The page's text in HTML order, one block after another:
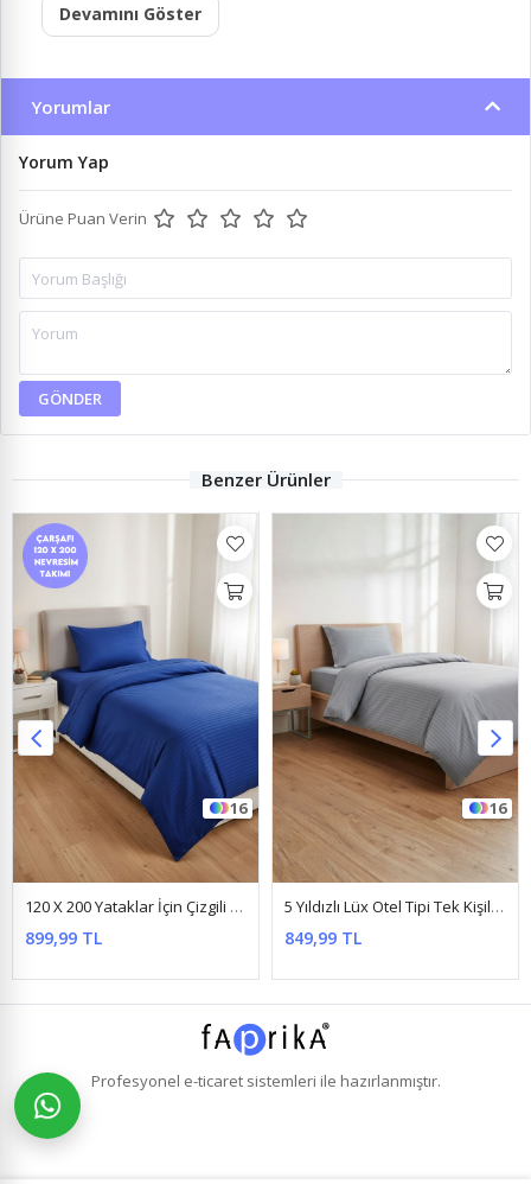
Devamını Göster
Yorumlar
Yorum Yap
Ürüne Puan Verin
GÖNDER
Benzer Ürünler
16
120 X 200 Yataklar İçin Çizgili Pamuk Saten Nevresim Takımı Parlementmavi
899,99 TL
16
5 Yıldızlı Lüx Otel Tipi Tek Kişilik Lastikli Çizgili Pamuk Saten Nevresim Takımı Gri
849,99 TL
Profesyonel e-ticaretsistemleri ile hazırlanmıştır.